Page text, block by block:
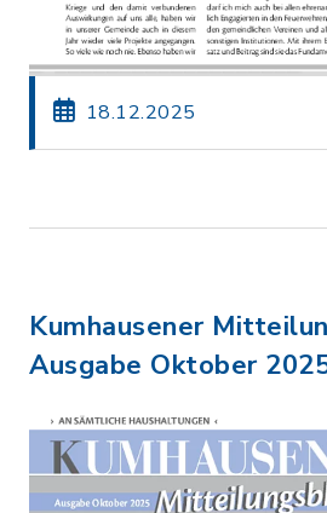
18.12.2025
Kumhausener
Ausgabe Oktober